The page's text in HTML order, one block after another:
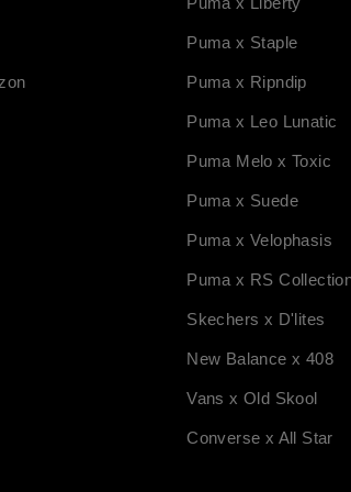
Puma x Staple
Puma x Ripndip
Puma x Leo Lunatic
Puma Melo x Toxic
Puma x Suede
Puma x Velophasis
Puma x RS
Skechers x D'lites
New Balance x 408
Vans x Old Skool
Converse x All Star